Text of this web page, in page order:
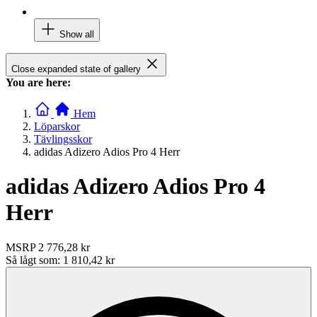
Show all
Close expanded state of gallery
You are here:
Hem
Löparskor
Tävlingsskor
adidas Adizero Adios Pro 4 Herr
adidas Adizero Adios Pro 4
Herr
MSRP 2 776,28 kr
Så lågt som: 1 810,42 kr